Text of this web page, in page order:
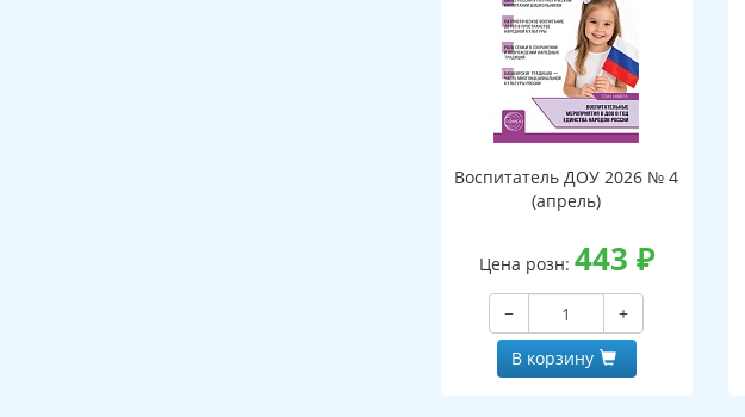
Воспитатель ДОУ 2026 № 4
(апрель)
Цена розн: 443 ₽
−
+
В корзину